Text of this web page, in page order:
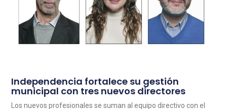
Independencia fortalece su gestión
municipal con tres nuevos directores
Los nuevos profesionales se suman al equipo directivo con el